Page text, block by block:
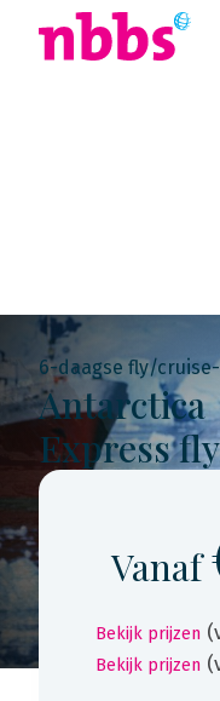
6-daagse fly/
Antarctica
Express
Vanaf
Bekijk prijzen
Bekijk prijzen